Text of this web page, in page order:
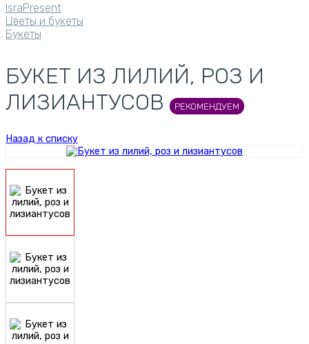
IsraPresent
Цветы и букеты
Букеты
БУКЕТ ИЗ ЛИЛИЙ, РОЗ И
ЛИЗИАНТУСОВ
РЕКОМЕНДУЕМ
Назад к списку